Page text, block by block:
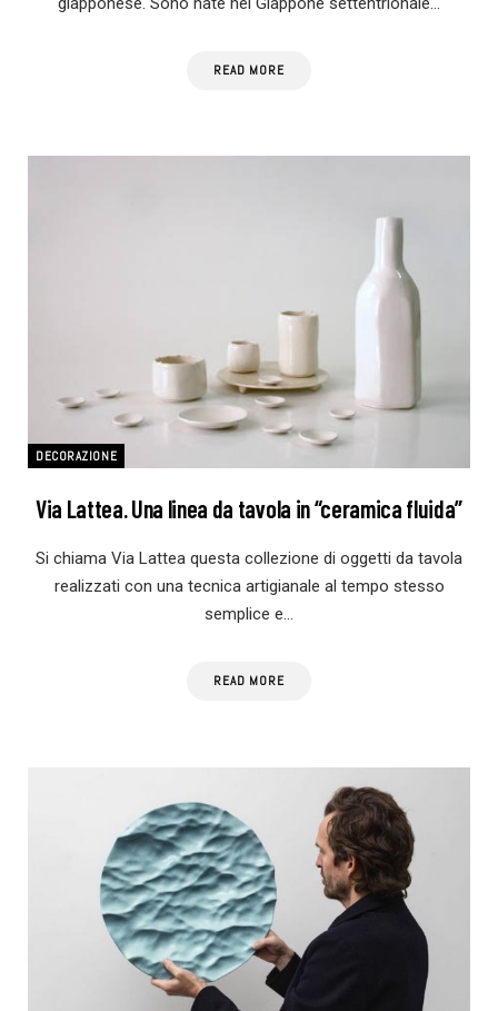
READ MORE
DECORAZIONE
Via Lattea. Una linea da tavola in “ceramica fluida”
Si chiama Via Lattea questa collezione di oggetti da tavola
realizzati con una tecnica artigianale al tempo stesso
semplice e…
READ MORE